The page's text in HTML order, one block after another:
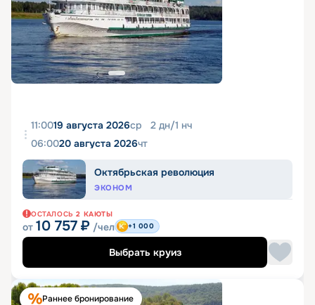
11:0019 августа 2026ср 2 дн/1 нч
06:0020 августа 2026чт
Октябрьская революция
ЭКОНОМ
ОСТАЛОСЬ 2 КАЮТЫ
от 10 757 ₽ /чел +1 000
Выбрать круиз
Раннее бронирование